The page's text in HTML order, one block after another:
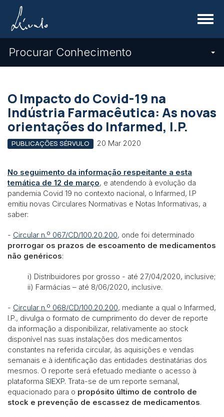
Menu
Procurar Conhecimento
O Impacto do Covid-19 na
Indústria Farmacêutica: As novas
orientações do Infarmed, I.P.
PUBLICAÇÕES SÉRVULO 20 Mar 2020
No seguimento da informação respeitante a esta
temática de 12 de março, e atendendo à evolução da
pandemia Covid 19 no contexto nacional, o Infarmed, I.P
emitiu novas Circulares Normativas e Notas Informativas, a
saber:
- Circular n.º 067/CD/100.20.200, onde foi determinado
prorrogar os prazos de escoamento de medicamentos
não genéricos:
i) Distribuidores por grosso - até 27/04/2020, inclusive;
ii) Farmácias – até 8/06/2020, inclusive.
- Circular n.º 068/CD/100.20.200, mediante a qual o Infarmed,
I.P., divulga o formato de cumprimento do dever de reporte
da informação a disponibilizar, relativamente ao stock
disponível nas suas instalações dos medicamentos
constantes na referida circular, às aquisições e vendas
semanais e à identificação das entidades destinatárias dos
mesmos. O reporte será efetuado mediante o acesso à
plataforma SIEXP. Trata-se de um reporte semanal,
equacionado para o propósito último de controlo de
stock e prevenção de escassez de medicamentos.